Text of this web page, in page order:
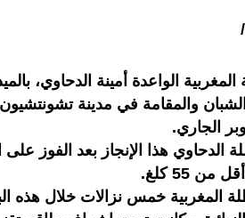
الواعدة أمينة الدحاوي،
والمقامة في مدينة تشونتشيون
الدحاوي هذا الإنجاز بعد الفوز على
55 كلغ.
المغربية خمس نزالات خلال هذه